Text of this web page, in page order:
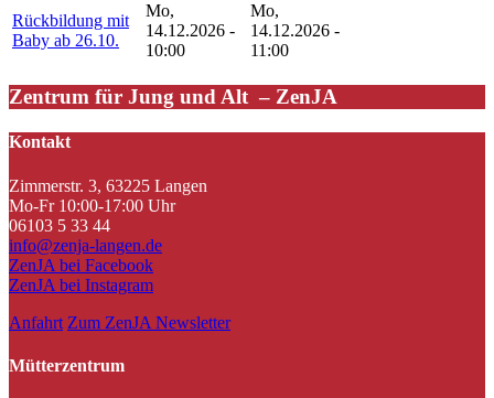
Rückbildung mit
Baby ab 26.10.
Mo,
14.12.2026 -
10:00
Mo,
14.12.2026 -
11:00
Zentrum für Jung und Alt – ZenJA
Kontakt
Zimmerstr. 3, 63225 Langen
Mo-Fr 10:00-17:00 Uhr
06103 5 33 44
info@zenja-langen.de
ZenJA bei Facebook
ZenJA bei Instagram
Anfahrt Zum ZenJA Newsletter
Mütterzentrum